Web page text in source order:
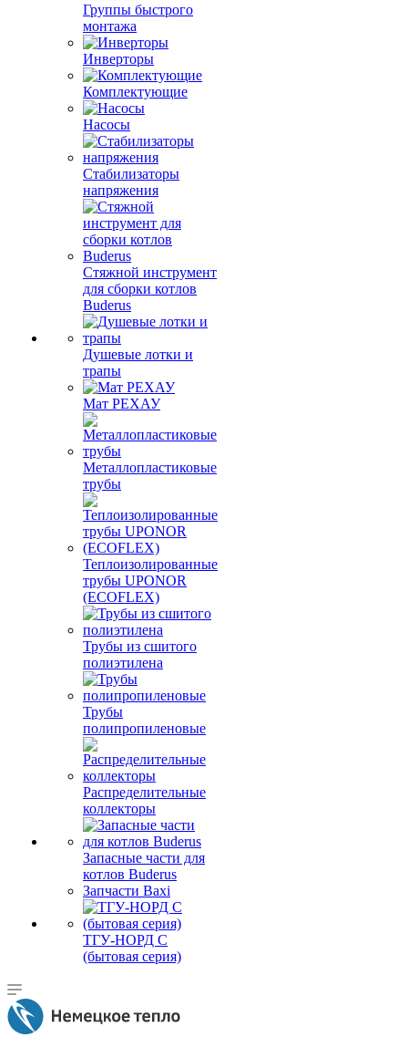
Группы быстрого
монтажа
Инверторы
Комплектующие
Насосы
Стабилизаторы
напряжения
Стяжной инструмент
для сборки котлов
Buderus
Душевые лотки и
трапы
Мат РЕХАУ
Металлопластиковые
трубы
Теплоизолированные
трубы UPONOR
(ECOFLEX)
Трубы из сшитого
полиэтилена
Трубы
полипропиленовые
Распределительные
коллекторы
Запасные части для
котлов Buderus
Запчасти Baxi
ТГУ-НОРД С
(бытовая серия)